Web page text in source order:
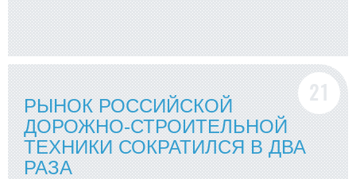
РЫНОК РОССИЙСКОЙ
ДОРОЖНО-СТРОИТЕЛЬНОЙ
ТЕХНИКИ СОКРАТИЛСЯ В ДВА
РАЗА